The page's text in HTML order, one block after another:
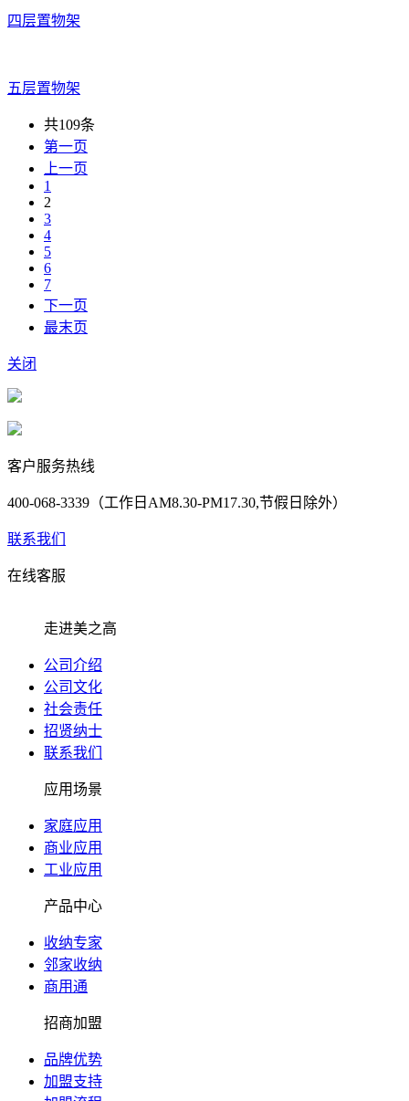
四层置物架
五层置物架
共109条
第一页
上一页
1
2
3
4
5
6
7
下一页
最末页
关闭
客户服务热线
400-068-3339（工作日AM8.30-PM17.30,节假日除外）
联系我们
在线客服
走进美之高
公司介绍
公司文化
社会责任
招贤纳士
联系我们
应用场景
家庭应用
商业应用
工业应用
产品中心
收纳专家
邻家收纳
商用通
招商加盟
品牌优势
加盟支持